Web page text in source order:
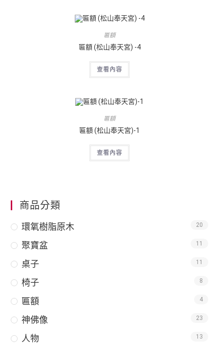
匾額
匾額 (松山奉天宮) -4
查看內容
匾額
匾額 (松山奉天宮)-1
查看內容
商品分類
環氧樹脂原木 20
聚寶盆 11
桌子 11
椅子 8
匾額 4
神佛像 23
人物 13